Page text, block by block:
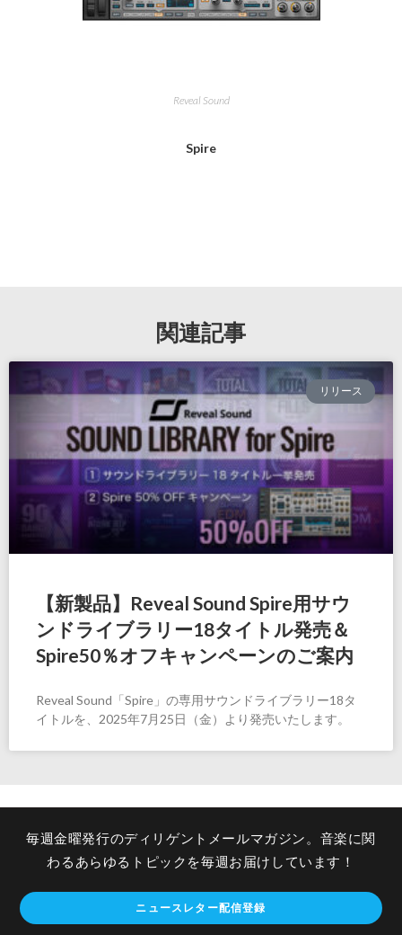
Reveal Sound
Spire
関連記事
リリース
【新製品】Reveal Sound Spire用サウ
ンドライブラリー18タイトル発売＆
Spire50％オフキャンペーンのご案内
Reveal Sound「Spire」の専用サウンドライブラリー18タ
イトルを、2025年7月25日（金）より発売いたします。
毎週金曜発行のディリゲントメールマガジン。音楽に関
わるあらゆるトピックを毎週お届けしています！
ニュースレター配信登録